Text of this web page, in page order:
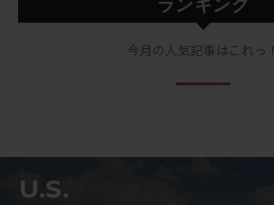
今月の人気記事はこれっ！
U.S.